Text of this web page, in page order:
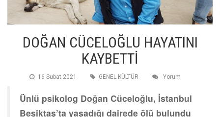
DOĞAN CÜCELOĞLU HAYATINI
KAYBETTİ
16 Subat 2021 GENEL KÜLTÜR Yorum
Ünlü psikolog Doğan Cüceloğlu, İstanbul
Beşiktaş’ta yaşadığı dairede ölü bulundu